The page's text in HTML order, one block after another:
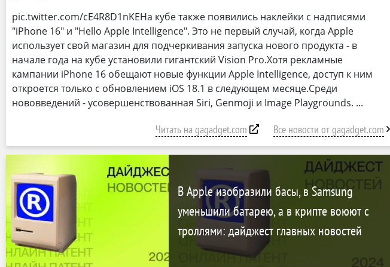
pic.twitter.com/cE4R8D1nKEНа кубе также появились наклейки с надписями
"iPhone 16" и "Hello Apple Intelligence". Это не первый случай, когда Apple
использует свой магазин для подчеркивания запуска нового продукта - в
начале года на кубе установили гигантский Vision Pro.Хотя рекламные
кампании iPhone 16 обещают новые функции Apple Intelligence, доступ к ним
откроется только с обновлением iOS 18.1 в следующем месяце.Среди
нововведений - усовершенствованная Siri, Genmoji и Image Playgrounds.
Читать на gagadget.com Все новости от gagadget.com
В Apple изобразили басы, в Samsung
уменьшили батарею, а в крипте воюют с
троллями: дайджест главных новостей